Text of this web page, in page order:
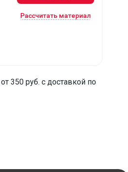
Рассчитать материал
350 руб. с доставкой по